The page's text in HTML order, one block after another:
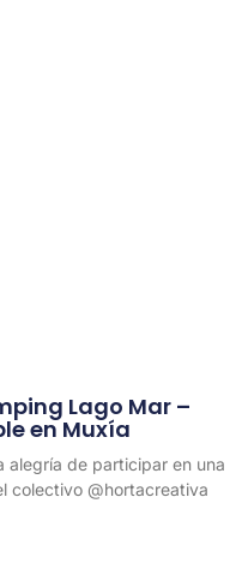
Lago Mar –
en Muxía
alegría de participar en una
colectivo @hortacreativa